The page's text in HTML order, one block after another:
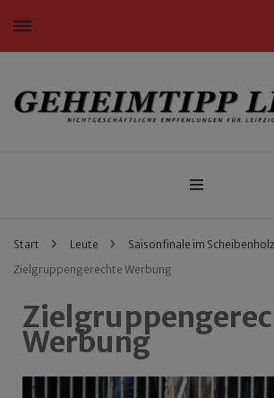
Nichtgeschäftliche Empfehlungen für Leipziger
Start Leute
Saisonfinale im Scheibenholz
Zielgruppengerechte Werbung
Werbung